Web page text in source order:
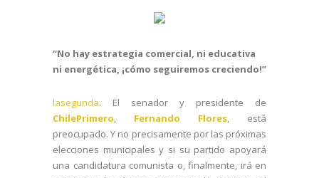
“No hay estrategia comercial, ni educativa
ni energética, ¡cómo seguiremos creciendo!”
lasegunda. El senador y presidente de
ChilePrimero, Fernando Flores, está
preocupado. Y no precisamente por las próximas
elecciones municipales y si su partido apoyará
una candidatura comunista o, finalmente, irá en